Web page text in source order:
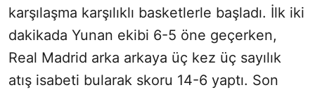
karşılaşma karşılıklı basketlerle başladı. İlk iki
dakikada Yunan ekibi 6-5 öne geçerken,
Real Madrid arka arkaya üç kez üç sayılık
atış isabeti bularak skoru 14-6 yaptı. Son